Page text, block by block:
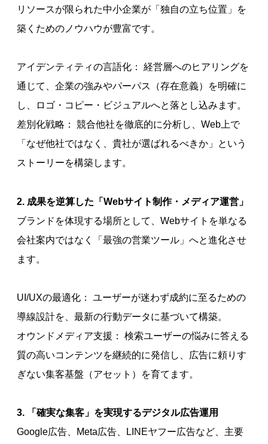
リソースが限られた中小企業が「独自の立ち位置」を
築くためのノウハウが豊富です。
アイデンティティの言語化： 経営層へのヒアリングを
通じて、企業の強みやパーパス（存在意義）を明確に
し、ロゴ・コピー・ビジュアルへと落とし込みます。
差別化戦略： 競合他社を徹底的に分析し、Web上で
「なぜ他社ではなく、貴社が選ばれるべきか」という
ストーリーを構築します。
2. 成果を逆算した「Webサイト制作・メディア運営」
ブランドを体現する場所として、Webサイトを単なる
会社案内ではなく「最強の営業ツール」へと進化させ
ます。
UI/UXの最適化： ユーザーが迷わず成約に至るための
導線設計を、最新の行動データに基づいて構築。
オウンドメディア支援： 検索ユーザーの悩みに答える
質の高いコンテンツを継続的に発信し、広告に頼りす
ぎない集客基盤（アセット）を育てます。
3. 「確実な集客」を実現するデジタル広告運用
Google広告、Meta広告、LINEヤフー広告など、主要